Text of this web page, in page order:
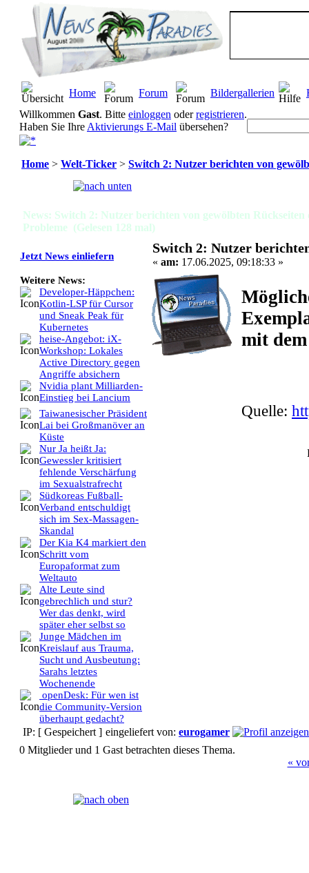
Home Forum Bildergallerien
Willkommen Gast. Bitte einloggen oderregistrieren.
Haben Sie Ihre Aktivierungs E-Mail übersehen?
Home > Welt-Ticker > Switch 2: Nutzer berichten von
News: Switch 2: Nutzer berichten von gewölbten
Probleme (Gelesen 128 mal)
Jetzt News einliefern
Weitere News:
Developer-Häppchen:
Kotlin-LSP für Cursor
und Sneak Peak für
Kubernetes
heise-Angebot: iX-
Workshop: Lokales
Active Directory gegen
Angriffe absichern
Nvidia plant Milliarden-
Einstieg bei Lancium
Taiwanesischer Präsident
Lai bei Großmanöver an
Küste
Nur Ja heißt Ja:
Gewessler kritisiert
fehlende Verschärfung
im Sexualstrafrecht
Südkoreas Fußball-
Verband entschuldigt
sich im Sex-Massagen-
Skandal
Der Kia K4 markiert den
Schritt vom
Europaformat zum
Weltauto
Alte Leute sind
gebrechlich und stur?
Wer das denkt, wird
später eher selbst so
Junge Mädchen im
Kreislauf aus Trauma,
Sucht und Ausbeutung:
Sarahs letztes
Wochenende
openDesk: Für wen ist
die Community-Version
überhaupt gedacht?
Switch 2: Nutzer
« am: 17.06.2025, 09:18:33 »
mit
Quelle:
IP: [ Gespeichert ] eingeliefert von: eurogamer
0 Mitglieder und 1 Gast betrachten dieses Thema.
«